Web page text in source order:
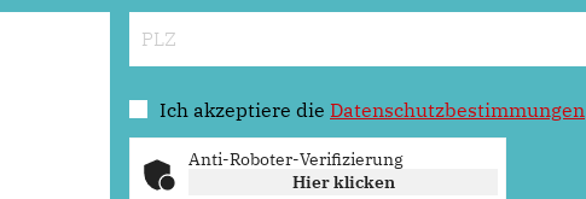
Ich akzeptiere die Datenschutzbestimmungen
Anti-Roboter-Verifizierung
Hier klicken